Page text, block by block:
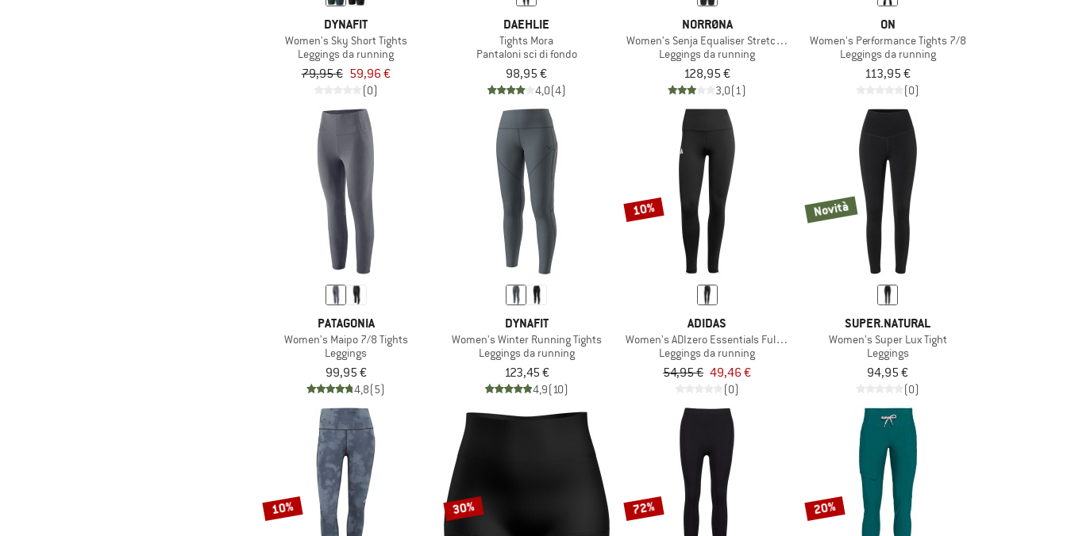
DYNAFIT
Women's Sky Short Tights
Leggings da running
79,95 € 59,96 €
(0)
DAEHLIE
Tights Mora
Pantaloni sci di fondo
98,95 €
4,0(4)
NORRØNA
Women's Senja Equaliser Stretch 6'' Tights
Leggings da running
128,95 €
3,0(1)
ON
Women's Performance Tights 7/8
Leggings da running
113,95 €
(0)
PATAGONIA
Women's Maipo 7/8 Tights
Leggings
99,95 €
4,8(5)
DYNAFIT
Women's Winter Running Tights
Leggings da running
123,45 €
4,9(10)
10%
ADIDAS
Women's ADIzero Essentials Full Length Leggings
Leggings da running
54,95 € 49,46 €
(0)
Novità
SUPER.NATURAL
Women's Super Lux Tight
Leggings
94,95 €
(0)
10% 30% 72% 20%